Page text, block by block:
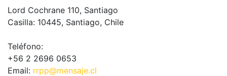
Lord Cochrane 110, Santiago
Casilla: 10445, Santiago, Chile
Teléfono:
+56 2 2696 0653
Email: rrpp@mensaje.cl